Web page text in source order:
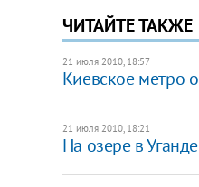
ЧИТАЙТЕ ТАКЖЕ
21 июля 2010, 18:57
Киевское метро
21 июля 2010, 18:21
На озере в